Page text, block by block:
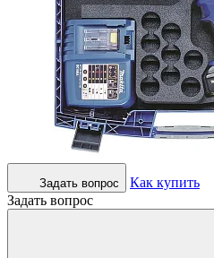
Задать вопрос Как купить
Задать вопрос